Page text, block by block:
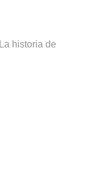
La historia de